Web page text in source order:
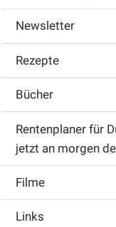
Newsletter
Rezepte
Bücher
Rentenplaner für
jetzt an morgen
Filme
Links